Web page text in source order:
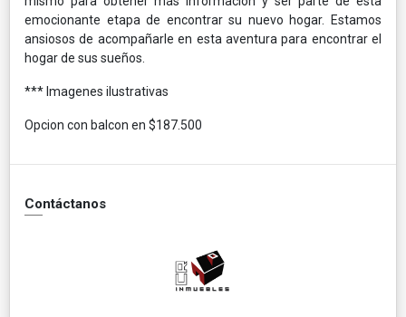
emocionante etapa de encontrar su nuevo hogar. Estamos
ansiosos de acompañarle en esta aventura para encontrar el
hogar de sus sueños.
*** Imagenes ilustrativas
Opcion con balcon en $187.500
Contáctanos